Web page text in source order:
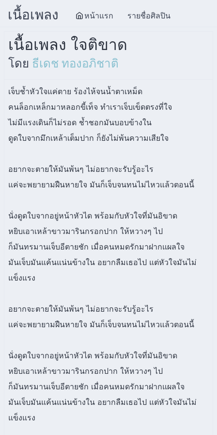
เนื้อเพลง หน้าแรก รายชื่อศิลปิน
เนื้อเพลง ใจติขาด
โดย ธีเดช ทองอภิชาติ
เจ็บช้ำหัวใจแค่ตาย ร้องไห้จนน้ำตาเหม็ด
คนล็อกเหล็กมาหลอกขี้เท็จ ทำเราเจ็บเข็ดตรงที่ใจ
ไม่มีแรงเดินก็ไม่รอด ช้ำชอกมันบอบข้างใน
ดูดใบจากมึกเหล้าเต็มปาก ก็ยังไม่พ้นความเสียใจ
อยากจะตายให้มันพ้นๆ ไม่อยากจะรับรู้อะไร
แค่จะพยายามฝืนหายใจ มันก็เจ็บจนทนไม่ไหวแล้วตอนนี้
นั่งดูดใบจากอยู่หน้าหัวได พร้อมกับหัวใจที่มันอิขาด
หยิบเอาเหล้าขาวมารินกรอกปาก ให้หวางๆ ไป
ก็มันทรมานเจ็บอีตายชัก เมื่อคนหมดรักมาฝากแผลใจ
มันเจ็บมันแค้นแน่นข้างใน อยากลืมเธอไป แต่หัวใจมันไม่
แข็งแรง
อยากจะตายให้มันพ้นๆ ไม่อยากจะรับรู้อะไร
แค่จะพยายามฝืนหายใจ มันก็เจ็บจนทนไม่ไหวแล้วตอนนี้
นั่งดูดใบจากอยู่หน้าหัวได พร้อมกับหัวใจที่มันอิขาด
หยิบเอาเหล้าขาวมารินกรอกปาก ให้หวางๆ ไป
ก็มันทรมานเจ็บอีตายชัก เมื่อคนหมดรักมาฝากแผลใจ
มันเจ็บมันแค้นแน่นข้างใน อยากลืมเธอไป แต่หัวใจมันไม่
แข็งแรง